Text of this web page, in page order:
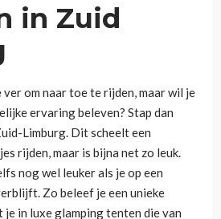
in Zuid
ver om naar toe te rijden, maar wil je
ervaring beleven? Stap dan
Limburg. Dit scheelt een
rijden, maar is bijna net zo leuk.
nog wel leuker als je op een
Zo beleef je een unieke
in luxe glamping tenten die van